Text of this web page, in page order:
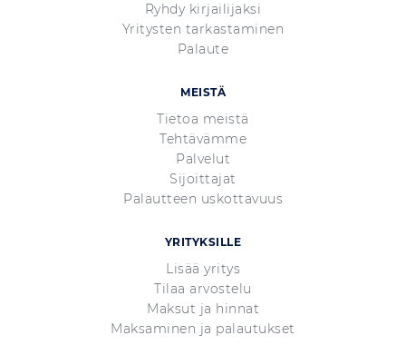
Ryhdy kirjailijaksi
Yritysten tarkastaminen
Palaute
MEISTÄ
Tietoa meistä
Tehtävämme
Palvelut
Sijoittajat
Palautteen uskottavuus
YRITYKSILLE
Lisää yritys
Tilaa arvostelu
Maksut ja hinnat
Maksaminen ja palautukset